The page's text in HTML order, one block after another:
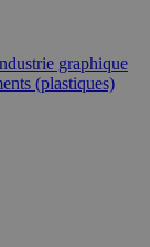
graphique
(plastiques)